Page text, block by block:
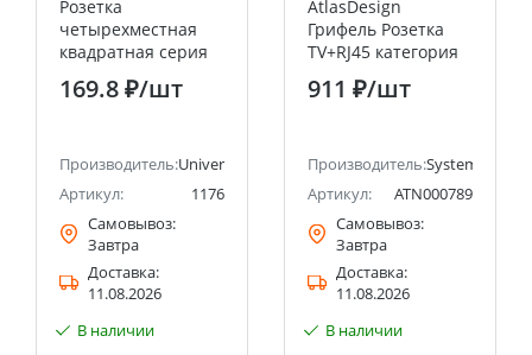
(ранее Schneider Electric)
Розетка
четырехместная
квадратная серия
"Олимп" б/з, о/у,
16А, 220В, сосна
169.8 ₽/шт
Производитель:Universal
Артикул:
1176
Самовывоз:
Завтра
Доставка:
11.08.2026
В наличии
AtlasDesign
Грифель Розетка
TV+RJ45 категория
5E Systeme Electric
(Schneider Electric)
911 ₽/шт
Производитель:Systeme
Артикул:
ATN000789
Самовывоз:
Завтра
Доставка:
11.08.2026
В наличии